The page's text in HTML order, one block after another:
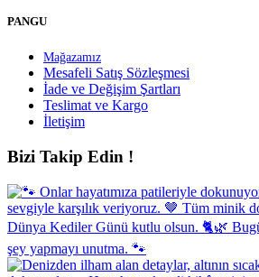
PANGU
Mağazamız
Mesafeli Satış Sözleşmesi
İade ve Değişim Şartları
Teslimat ve Kargo
İletişim
Bizi Takip Edin !